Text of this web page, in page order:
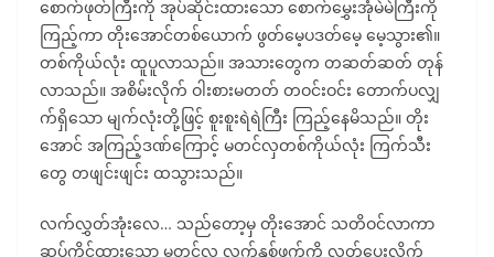
စောက်ဖုတ်ကြီးကို အုပ်ဆိုင်းထားသော စောက်မွှေးအုံမဲမဲကြီးကို
ကြည့်ကာ တိုးအောင်တစ်ယောက် ဖွတ်မေ့ပဒတ်မေ့ မေ့သွား၏။
တစ်ကိုယ်လုံး ထူပူလာသည်။ အသားတွေက တဆတ်ဆတ် တုန်
လာသည်။ အစိမ်းလိုက် ဝါးစားမတတ် တဝင်းဝင်း တောက်ပလျှ
က်ရှိသော မျက်လုံးတို့ဖြင့် စူးစူးရဲရဲကြီး ကြည့်နေမိသည်။ တိုး
အောင် အကြည့်ဒဏ်ကြောင့် မတင်လှတစ်ကိုယ်လုံး ကြက်သီး
တွေ တဖျင်းဖျင်း ထသွားသည်။
လက်လွှတ်အုံးလေ… သည်တော့မှ တိုးအောင် သတိဝင်လာကာ
ဆုပ်ကိုင်ထားသော မတင်လှ လက်နှစ်ဖက်ကို လွှတ်ပေးလိုက်